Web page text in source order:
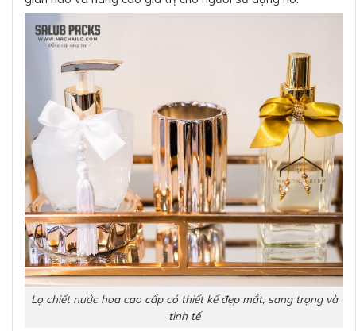
Lọ chiết nước hoa cao cấp có thiết kế đẹp mắt, sang trọng và
tinh tế